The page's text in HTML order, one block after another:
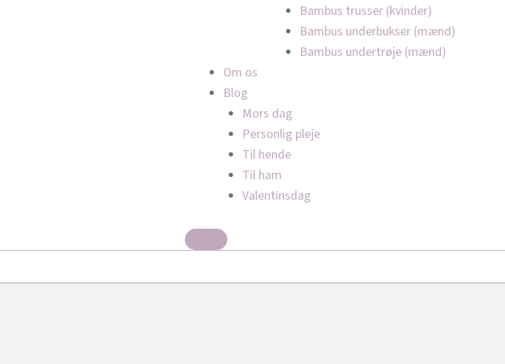
Bambus trusser (kvinder)
Bambus underbukser (mænd)
Bambus undertrøje (mænd)
Om os
Blog
Mors dag
Personlig pleje
Til hende
Til ham
Valentinsdag